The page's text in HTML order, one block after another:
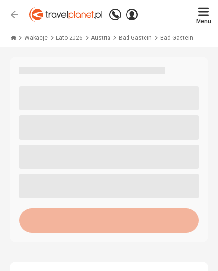
Wstecz
Zadzwoń
+48 71 771 76 55
Zaloguj
Menu
Wakacje Lato 2026 Austria Bad Gastein Bad Gastein